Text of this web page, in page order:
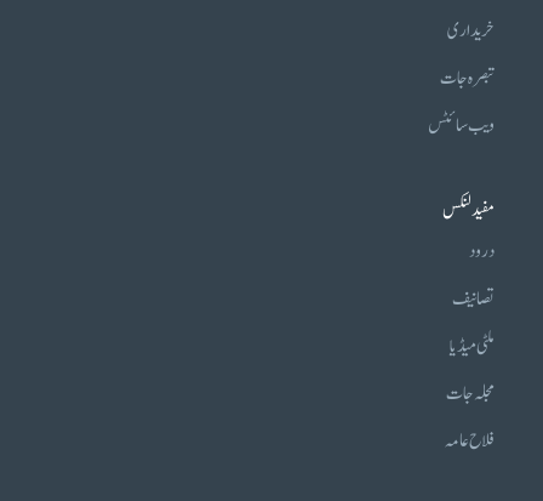
خریداری
تبصرہ جات
ویب سائٹس
مفید لنکس
درود
تصانیف
ملٹی میڈیا
مجلہ جات
فلاح عامہ